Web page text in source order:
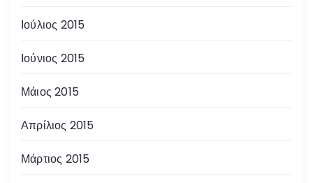
Ιούλιος 2015
Ιούνιος 2015
Μάιος 2015
Απρίλιος 2015
Μάρτιος 2015